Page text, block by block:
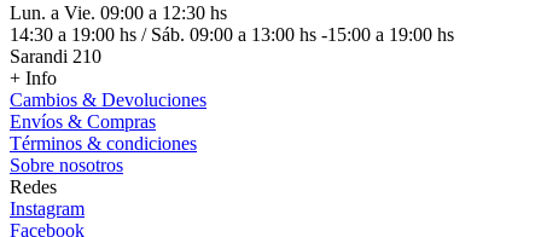
Lun. a Vie. 09:00 a 12:30 hs
14:30 a 19:00 hs / Sáb. 09:00 a 13:00 hs -15:00 a 19:00 hs
Sarandi 210
+ Info
Cambios & Devoluciones
Envíos & Compras
Términos & condiciones
Sobre nosotros
Redes
Instagram
Facebook